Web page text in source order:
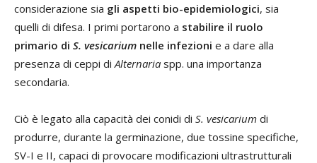
considerazione sia gli aspetti bio-epidemiologici, sia
quelli di difesa. I primi portarono a stabilire il ruolo
primario di S. vesicarium nelle infezioni e a dare alla
presenza di ceppi di Alternaria spp. una importanza
secondaria.
Ciò è legato alla capacità dei conidi di S. vesicarium di
produrre, durante la germinazione, due tossine specifiche,
SV-I e II, capaci di provocare modificazioni ultrastrutturali